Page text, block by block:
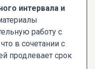
интервала и
работу с
в сочетании с
продлевает срок